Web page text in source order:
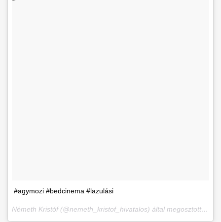
#agymozi #bedcinema #lazulási
Németh Kristóf (@nemeth_kristof_hivatalos) által megosztott bejegyzés,